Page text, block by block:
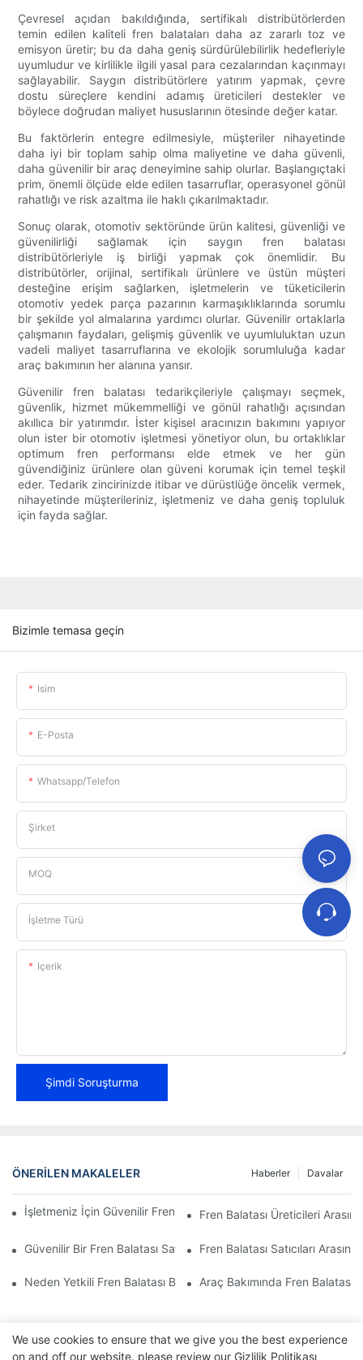
Çevresel açıdan bakıldığında, sertifikalı distribütörlerden
temin edilen kaliteli fren balataları daha az zararlı toz ve
emisyon üretir; bu da daha geniş sürdürülebilirlik hedefleriyle
uyumludur ve kirlilikle ilgili yasal para cezalarından kaçınmayı
sağlayabilir. Saygın distribütörlere yatırım yapmak, çevre
dostu süreçlere kendini adamış üreticileri destekler ve
böylece doğrudan maliyet hususlarının ötesinde değer katar.
Bu faktörlerin entegre edilmesiyle, müşteriler nihayetinde
daha iyi bir toplam sahip olma maliyetine ve daha güvenli,
daha güvenilir bir araç deneyimine sahip olurlar. Başlangıçtaki
prim, önemli ölçüde elde edilen tasarruflar, operasyonel gönül
rahatlığı ve risk azaltma ile haklı çıkarılmaktadır.
Sonuç olarak, otomotiv sektöründe ürün kalitesi, güvenliği ve
güvenilirliği sağlamak için saygın fren balatası
distribütörleriyle iş birliği yapmak çok önemlidir. Bu
distribütörler, orijinal, sertifikalı ürünlere ve üstün müşteri
desteğine erişim sağlarken, işletmelerin ve tüketicilerin
otomotiv yedek parça pazarının karmaşıklıklarında sorumlu
bir şekilde yol almalarına yardımcı olurlar. Güvenilir ortaklarla
çalışmanın faydaları, gelişmiş güvenlik ve uyumluluktan uzun
vadeli maliyet tasarruflarına ve ekolojik sorumluluğa kadar
araç bakımının her alanına yansır.
Güvenilir fren balatası tedarikçileriyle çalışmayı seçmek,
güvenlik, hizmet mükemmelliği ve gönül rahatlığı açısından
akıllıca bir yatırımdır. İster kişisel aracınızın bakımını yapıyor
olun ister bir otomotiv işletmesi yönetiyor olun, bu ortaklıklar
optimum fren performansı elde etmek ve her gün
güvendiğiniz ürünlere olan güveni korumak için temel teşkil
eder. Tedarik zincirinizde itibar ve dürüstlüğe öncelik vermek,
nihayetinde müşterileriniz, işletmeniz ve daha geniş topluluk
için fayda sağlar.
Bizimle temasa geçin
Isim
E-Posta
Whatsapp/telefon
Şirket
MOQ
İşletme Türü
Içerik
Şimdi Soruşturma
ÖNERILEN MAKALELER Davalar
Haberler
İşletmeniz İçin Güvenilir Fren Balatası Distribütörleri Bulmak
Fren Balatası Üreticileri
Güvenilir Bir Fren Balatası Satıcısının En Önemli Özellikleri
Fren Balatası Satıcıları
Neden Yetkili Fren Balatası Bayisini Seçmelisiniz?
Araç Bakımında Fren Balatası
We use cookies to ensure that we give you the best experience
on and off our website. please review our Gizlilik Politikası